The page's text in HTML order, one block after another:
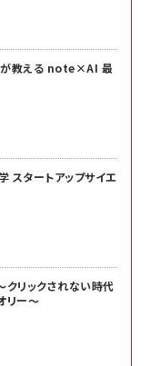
が教える note×AI 最
タートアップサイエ
リックされない時代
リー～